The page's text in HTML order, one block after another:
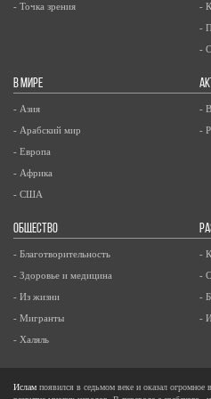
- Точка зрения
-
-
-
В МИРЕ
- Азия
- Арабский мир
- Европа
- Африка
- США
-
-
ОБЩЕСТВО
- Благотворительность
- Здоровье и медицина
- Из жизни
- Мигранты
- Халяль
-
-
-
-
Ислам появился в седьмом веке и оказал